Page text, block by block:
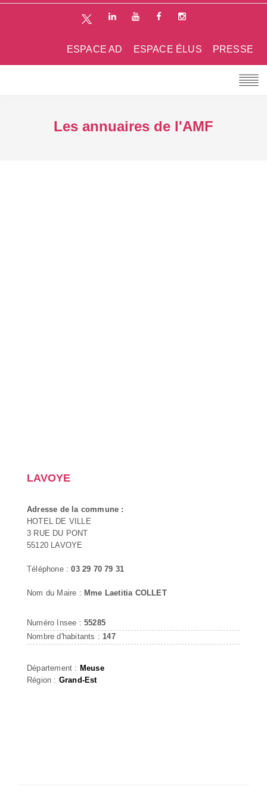
PRESSE
ESPACE ÉLUS
ESPACE AD
Les annuaires de l'AMF
LAVOYE
Adresse de la commune :
HOTEL DE VILLE
3 RUE DU PONT
55120 LAVOYE
Téléphone :03 29 70 79 31
Nom du Maire : Mme Laetitia COLLET
Numéro Insee : 55285
Nombre d'habitants : 147
Département : Meuse
Région : Grand-Est